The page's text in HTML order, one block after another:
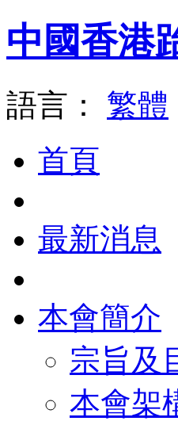
中國香港
語言： 繁體
首頁
最新消息
本會簡介
宗旨及
本會架